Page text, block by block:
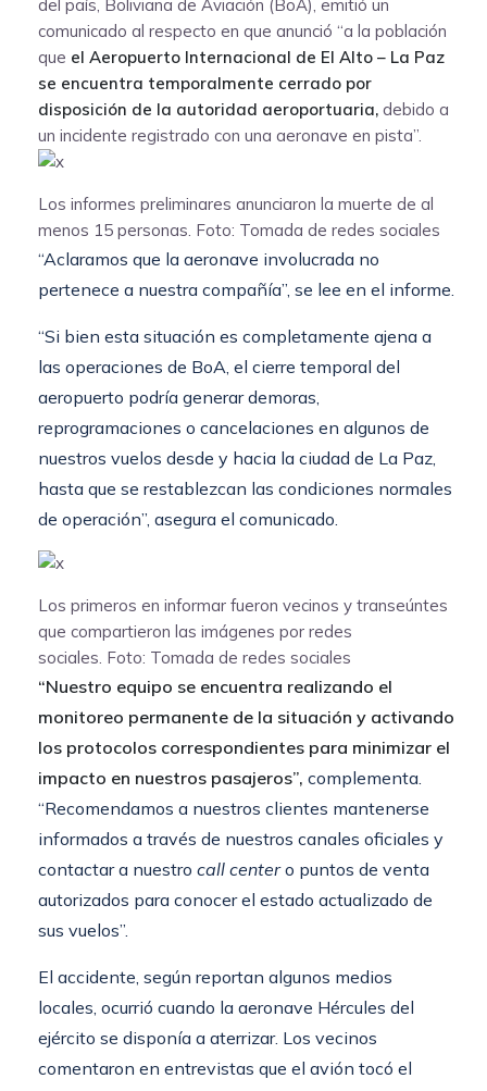
del país, Boliviana de Aviación (BoA), emitió un
comunicado al respecto en que anunció “a la población
que el Aeropuerto Internacional de El Alto – La Paz
se encuentra temporalmente cerrado por
disposición de la autoridad aeroportuaria, debido a
un incidente registrado con una aeronave en pista”.
Los informes preliminares anunciaron la muerte de al
menos 15 personas. Foto: Tomada de redes sociales
“Aclaramos que la aeronave involucrada no
pertenece a nuestra compañía”, se lee en el informe.
“Si bien esta situación es completamente ajena a
las operaciones de BoA, el cierre temporal del
aeropuerto podría generar demoras,
reprogramaciones o cancelaciones en algunos de
nuestros vuelos desde y hacia la ciudad de La Paz,
hasta que se restablezcan las condiciones normales
de operación”, asegura el comunicado.
Los primeros en informar fueron vecinos y transeúntes
que compartieron las imágenes por redes
sociales. Foto: Tomada de redes sociales
“Nuestro equipo se encuentra realizando el
monitoreo permanente de la situación y activando
los protocolos correspondientes para minimizar el
impacto en nuestros pasajeros”, complementa.
“Recomendamos a nuestros clientes mantenerse
informados a través de nuestros canales oficiales y
contactar a nuestro call centero puntos de venta
autorizados para conocer el estado actualizado de
sus vuelos”.
El accidente, según reportan algunos medios
locales, ocurrió cuando la aeronave Hércules del
ejército se disponía a aterrizar. Los vecinos
comentaron en entrevistas que el avión tocó el